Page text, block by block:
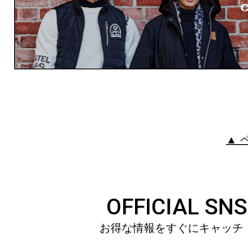
▲
OFFICIAL SNS
お得な情報をすぐにキャッチ